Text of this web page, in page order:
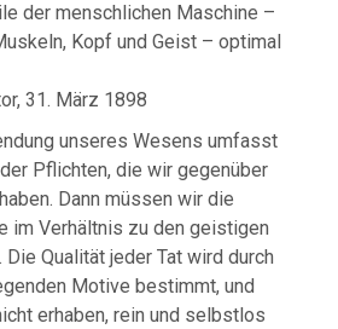
der menschlichen Maschine –
Kopf und Geist – optimal
31. März 1898
unseres Wesens umfasst
Pflichten, die wir gegenüber
Dann müssen wir die
im Verhältnis zu den geistigen
Qualität jeder Tat wird durch
Motive bestimmt, und
erhaben, rein und selbstlos